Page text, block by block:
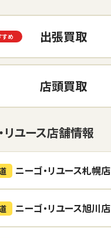
出張買取
店頭買取
リユース店舗情報
ニーゴ・リユース札幌店
ニーゴ・リユース旭川店